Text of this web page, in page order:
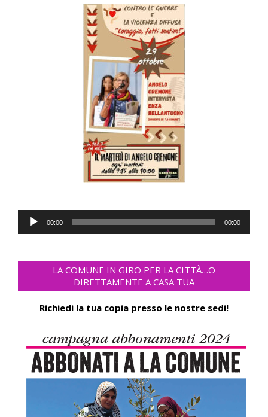
Audio
Player
00:00 00:00
LA COMUNE IN GIRO PER LA CITTÀ…O
DIRETTAMENTE A CASA TUA
Richiedi la tua copia presso le nostre sedi!